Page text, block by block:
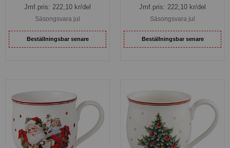
Jmf.pris: 222,10 kr/del
Säsongsvara jul
Beställningsbar senare
Jmf.pris: 222,10 kr/del
Säsongsvara jul
Beställningsbar senare